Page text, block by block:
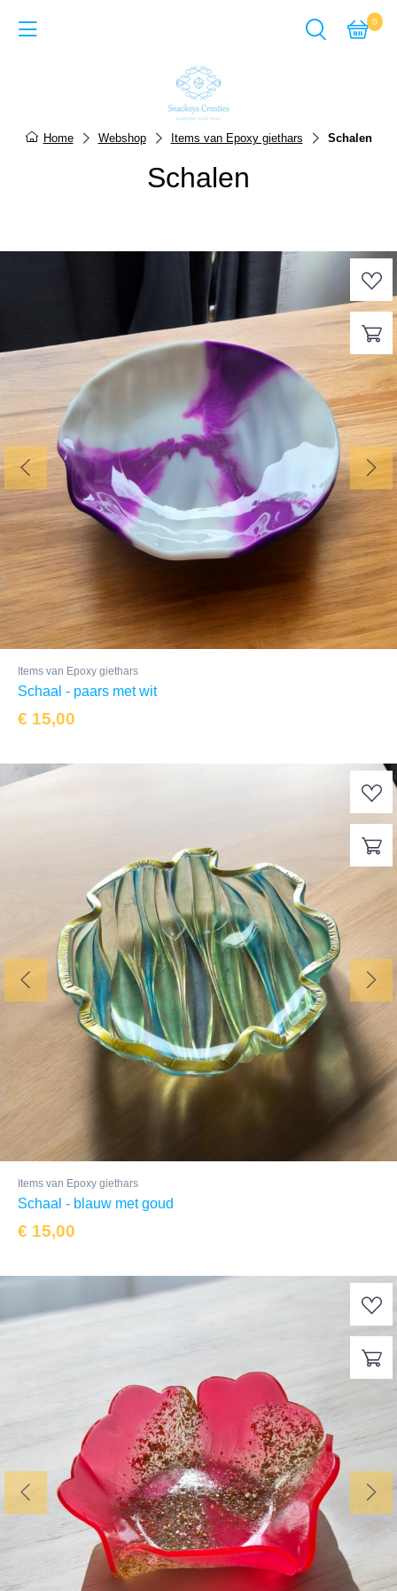
0
Items van Acrylverf
ACTIE-pagina
Home Webshop Items van Epoxy giethars Schalen
Schalen
Items van Epoxy giethars
Schaal - paars met wit
€ 15,00
Items van Epoxy giethars
Schaal - blauw met goud
€ 15,00